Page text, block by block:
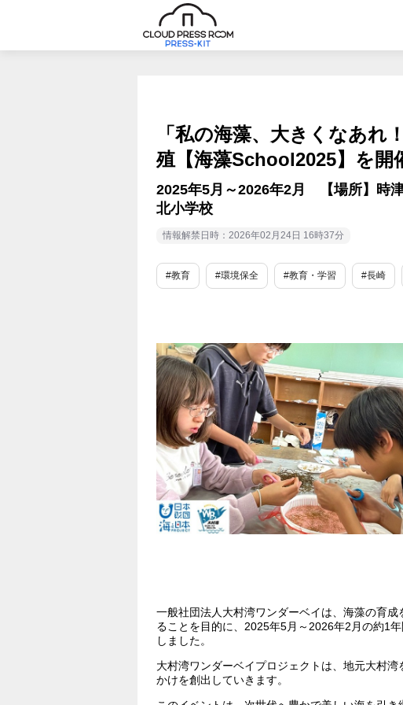
「私の海藻、大きくなあ
殖【海藻School2025】を開
2025年5月～2026年2月 【場所】時
北小学校
情報解禁日時：2026年02月24日 16時37分
#教育 #環境保全 #教育・学習 #長崎
一般社団法人大村湾ワンダーベイは、海藻の育
ることを目的に、2025年5月～2026年2月の約1
しました。
大村湾ワンダーベイプロジェクトは、地元大村
かけを創出していきます。